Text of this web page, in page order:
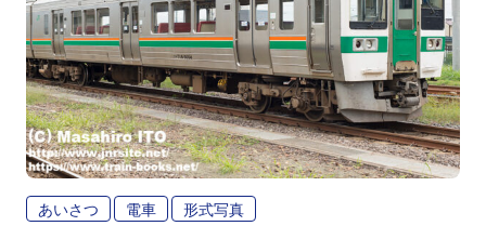
あいさつ 電車 形式写真